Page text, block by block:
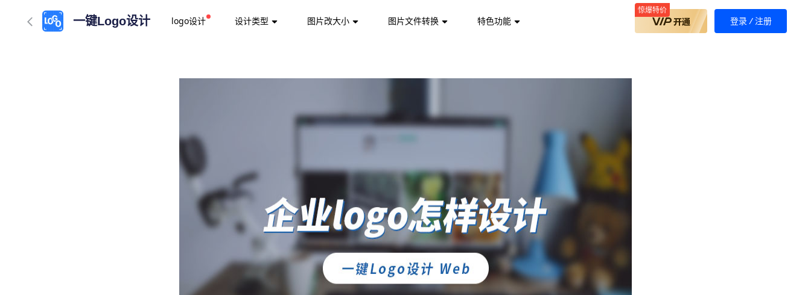
一键Logo设计 logo设计 设计类型 图片改大小 图片文件转换 特色功能
惊爆特价
登录 / 注册